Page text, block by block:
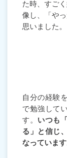
た時、すご
像し、「や
思いました。
自分の経験
で勉強して
す。 いつも
る」と信じ
なっています